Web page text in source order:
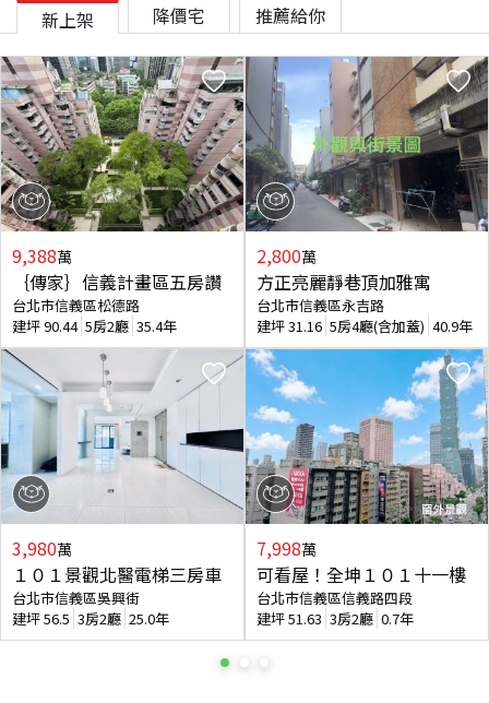
新上架 降價宅 推薦給你
9,388萬
｛傳家｝信義計畫區五房讚
台北市信義區松德路
建坪90.44 5房2廳 35.4年
3,980萬
１０１景觀北醫電梯三房車
台北市信義區吳興街
建坪56.5 3房2廳 25.0年
2,800萬
方正亮麗靜巷頂加雅寓
台北市信義區永吉路
建坪31.16 5房4廳(含加蓋) 40.9年
7,998萬
可看屋！全坤１０１十一樓
台北市信義區信義路四段
建坪51.63 3房2廳 0.7年